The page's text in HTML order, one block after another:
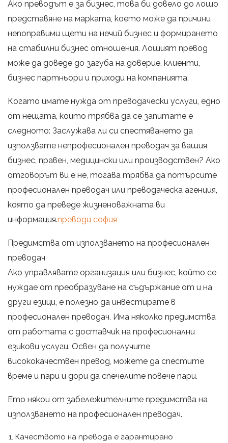
Ако преводът е за бизнес, това би довело до лошо
представяне на марката, което може да причини
непоправими щети на нечий бизнес и формирането
на стабилни бизнес отношения. Лошият превод
може да доведе до загуба на доверие, клиенти,
бизнес партньори и приходи на компанията.
Когато имате нужда от преводачески услуги, едно
от нещата, които трябва да се запитате е
следното: Заслужава ли си спестяването да
използвате непрофесионален преводач за вашия
бизнес, правен, медицински или производствен? Ако
отговорът ви е не, тогава трябва да потърсите
професионален преводач или преводаческа агенция,
която да преведе жизненоважната ви
информация.преводи софия
Предимства от използването на професионален
преводач
Ако управлявате организация или бизнес, който се
нуждае от преобразуване на съдържание от и на
други езици, е полезно да инвестирате в
професионален преводач. Има няколко предимства
от работата с доставчик на професионални
езикови услуги. Освен да получите
висококачествен превод, можете да спестите
време и пари и дори да спечелите повече пари.
Ето някои от забележителните предимства на
използването на професионален преводач.
Качеството на превода е гарантирано